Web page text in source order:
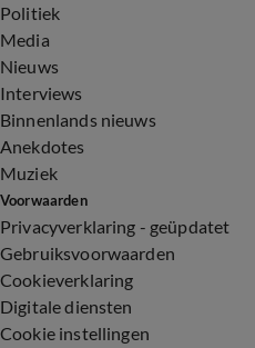
Politiek
Media
Nieuws
Interviews
Binnenlands nieuws
Anekdotes
Muziek
Voorwaarden
Privacyverklaring - geüpdatet
Gebruiksvoorwaarden
Cookieverklaring
Digitale diensten
Cookie instellingen